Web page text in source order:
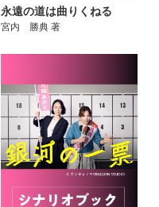
永遠の道は曲りくねる
宮内 勝典 著